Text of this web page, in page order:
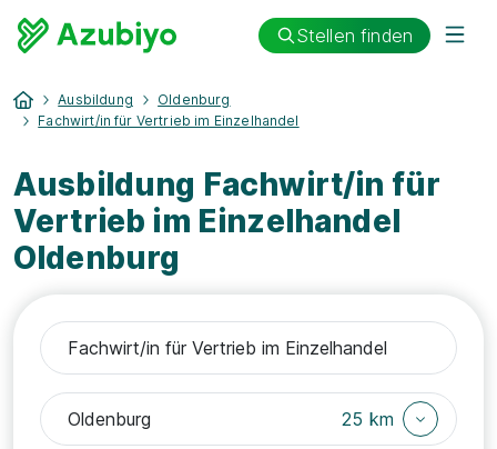
Stellen finden
Ausbildung
Oldenburg
Fachwirt/in für Vertrieb im Einzelhandel
Ausbildung Fachwirt/in für
Vertrieb im Einzelhandel
Oldenburg
25 km